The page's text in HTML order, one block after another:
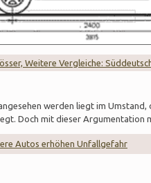
Weitere Vergleiche:
werden liegt im
Doch mit dieser Argumentation
Autos erhöhen Unfallgefahr